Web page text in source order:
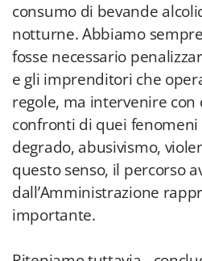
consumo di bevande
notturne. Abbiamo
fosse necessario
e gli imprenditori che
regole, ma intervenire con
confronti di quei
degrado, abusivismo,
questo senso, il percorso
dall’Amministrazione
importante.